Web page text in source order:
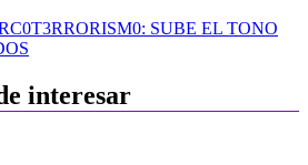
SUBE EL TONO
interesar